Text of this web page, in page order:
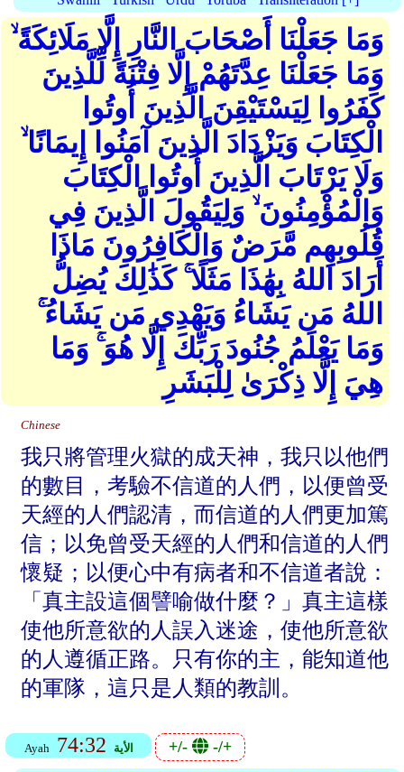
وَمَا جَعَلْنَا أَصْحَابَ النَّارِ إِلَّا مَلَائِكَةً ۙ
وَمَا جَعَلْنَا عِدَّتَهُمْ إِلَّا فِتْنَةً لِّلَّذِينَ
كَفَرُوا لِيَسْتَيْقِنَ الَّذِينَ أُوتُوا
الْكِتَابَ وَيَزْدَادَ الَّذِينَ آمَنُوا إِيمَانًا ۙ
وَلَا يَرْتَابَ الَّذِينَ أُوتُوا الْكِتَابَ
وَالْمُؤْمِنُونَ ۙ وَلِيَقُولَ الَّذِينَ فِي
قُلُوبِهِم مَّرَضٌ وَالْكَافِرُونَ مَاذَا
أَرَادَ اللهُ بِهَٰذَا مَثَلًا ۚ كَذَٰلِكَ يُضِلُّ
اللهُ مَن يَشَاءُ وَيَهْدِي مَن يَشَاءُ ۚ
وَمَا يَعْلَمُ جُنُودَ رَبِّكَ إِلَّا هُوَ ۚ وَمَا
هِيَ إِلَّا ذِكْرَىٰ لِلْبَشَرِ
Chinese
我只將管理火獄的成天神，我只以他們
的數目，考驗不信道的人們，以便曾受
天經的人們認清，而信道的人們更加篤
信；以免曾受天經的人們和信道的人們
懷疑；以便心中有病者和不信道者說：
「真主設這個譬喻做什麼？」真主這樣
使他所意欲的人誤入迷途，使他所意欲
的人遵循正路。只有你的主，能知道他
的軍隊，這只是人類的教訓。
Ayah 74:32 الأية +/- -/+